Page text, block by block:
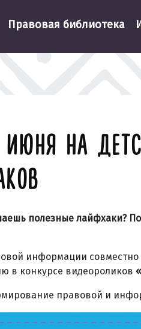
Правовая библиотека
НА
полезные лайфхаки?
информации совместно
в конкурсе видеороликов
правовой и